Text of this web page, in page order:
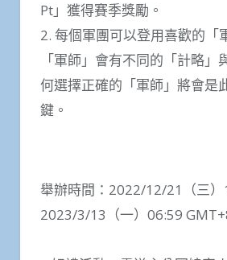
Pt」獲得賽季獎勵。
2. 每個軍團可以登用喜歡的「
「軍師」會有不同的「計略」
何選擇正確的「軍師」將會是
鍵。
舉辦時間：2022/12/21（三
2023/3/13（一）06:59